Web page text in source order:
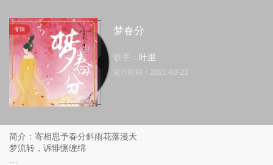
专辑 梦春分
歌手： 叶里
发行时间： 2021-03-22
简介：寄相思予春分斜雨花落漫天
梦流转，诉悱恻缠绵